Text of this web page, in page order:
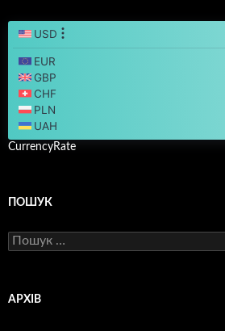
CurrencyRate
ПОШУК
Пошук:
АРХІВ